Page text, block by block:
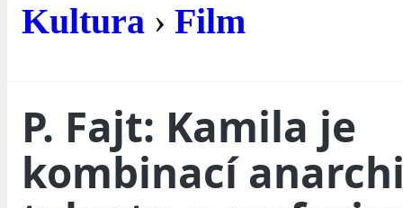
Kultura › Film
P. Fajt: Kamila je
kombinací